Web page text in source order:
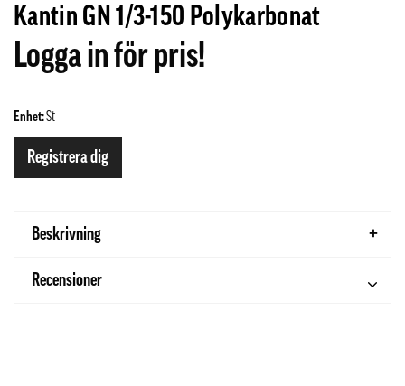
Kantin GN 1/3-150 Polykarbonat
Logga in för pris!
Enhet:St
Registrera dig
Beskrivning
Recensioner